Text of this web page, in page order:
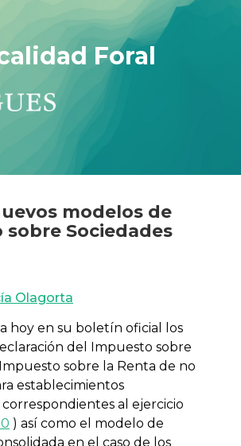
Foral
modelos de
Sociedades
Olagorta
hoy en su boletín oficial los
del Impuesto sobre
sobre la Renta de no
establecimientos
al ejercicio
) así como el modelo de
en el caso de los